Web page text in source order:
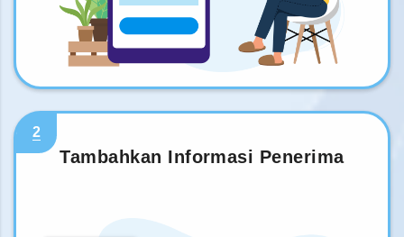
2
Tambahkan Informasi Penerima